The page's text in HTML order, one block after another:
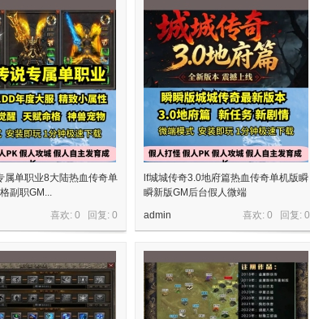
属单职业8大陆热血传奇单
副职GM...
喜欢: 0 回复: 0
lf城城传奇3.0地府篇热血传奇单机版瞬
瞬新版GM后台假人微端
喜欢: 0 回复: 0
admin